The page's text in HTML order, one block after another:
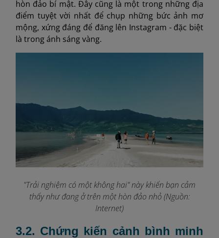
hòn đảo bí mật. Đây cũng là một trong những địa
điểm tuyệt vời nhất để chụp những bức ảnh mơ
mộng, xứng đáng để đăng lên Instagram - đặc biệt
là trong ánh sáng vàng.
"Trải nghiệm có một không hai" này khiến bạn cảm
thấy như đang ở trên một hòn đảo nhỏ (Nguồn:
Internet)
3.2. Chứng kiến cảnh bình minh